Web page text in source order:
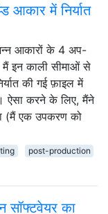
आकार में निर्यात
आकारों के 4 अप-
मैं इन काली सीमाओं से
की गई फ़ाइल में
ऐसा करने के लिए, मैंने
(मैं एक उपकरण को
post-production
सॉफ्टवेयर का